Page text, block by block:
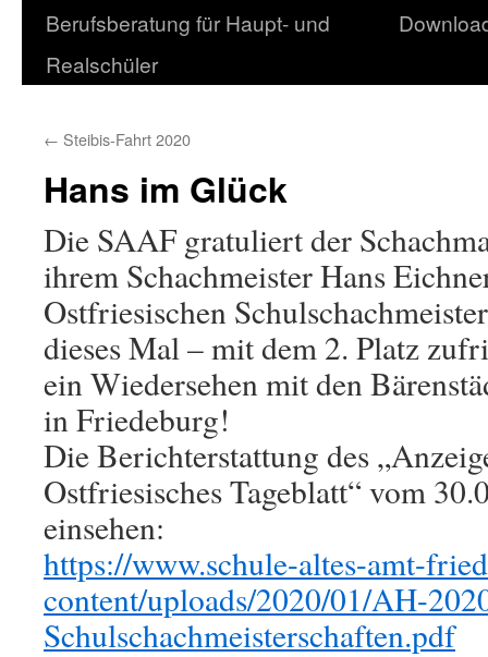
Berufsberatung für Haupt- und
Realschüler
← Steibis-Fahrt 2020
Hans im Glück
Die SAAF gratuliert der
ihrem Schachmeister Hans
Ostfriesischen
dieses Mal – mit dem 2. Platz
ein Wiedersehen mit den
in Friedeburg!
Die Berichterstattung des
Ostfriesisches Tageblatt“ vom
einsehen:
https://www.schule-altes-amt-
content/uploads/2020/01/AH-
Schulschachmeisterschaften.pdf